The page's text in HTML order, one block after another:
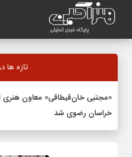
تازه ها
«مجتبی خان‌قیطاقی» معاون هنری
خراسان رضوی شد